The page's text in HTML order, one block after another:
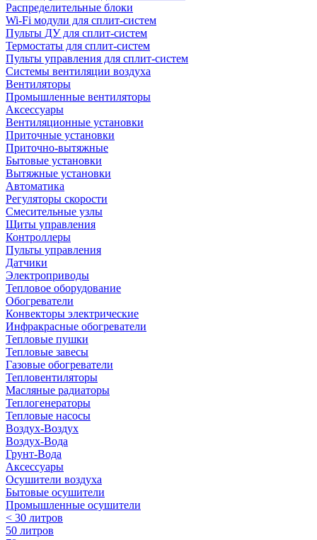
Распределительные блоки
Wi-Fi модули для сплит-систем
Пульты ДУ для сплит-систем
Термостаты для сплит-систем
Пульты управления для сплит-систем
Системы вентиляции воздуха
Вентиляторы
Промышленные вентиляторы
Аксессуары
Вентиляционные установки
Приточные установки
Приточно-вытяжные
Бытовые установки
Вытяжные установки
Автоматика
Регуляторы скорости
Смесительные узлы
Щиты управления
Контроллеры
Пульты управления
Датчики
Электроприводы
Тепловое оборудование
Обогреватели
Конвекторы электрические
Инфракрасные обогреватели
Тепловые пушки
Тепловые завесы
Газовые обогреватели
Тепловентиляторы
Масляные радиаторы
Теплогенераторы
Тепловые насосы
Воздух-Воздух
Воздух-Вода
Грунт-Вода
Аксессуары
Осушители воздуха
Бытовые осушители
Промышленные осушители
< 30 литров
50 литров